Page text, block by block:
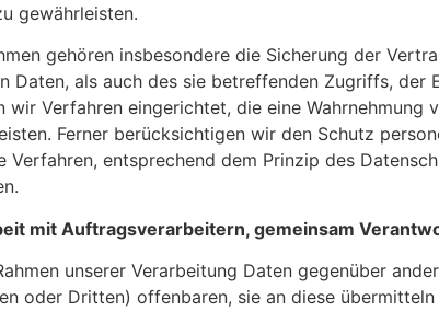
gewährleisten.
gehören insbesondere die Sicherung der
Daten, als auch des sie betreffenden Zugriffs,
wir Verfahren eingerichtet, die eine
Ferner berücksichtigen wir den Schutz
Verfahren, entsprechend dem Prinzip des
mit Auftragsverarbeitern, gemeinsam
unserer Verarbeitung Daten gegenüber
oder Dritten) offenbaren, sie an diese